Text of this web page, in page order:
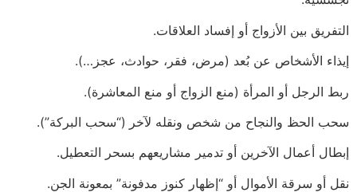
التفريق بين الأزواج أو إفساد العلاقات.
إيذاء الأشخاص عن بُعد (مرض، فقر، حوادث، عجز…).
ربط الرجل أو المرأة (منع الزواج أو منع المعاشرة).
سحب الحظ والنجاح من شخص ونقله لآخر (“سحب البركة”).
إبطال أعمال الآخرين أو تدمير مشاريعهم بسحر التعطيل.
نقل أو سرقة الأموال أو “إظهار كنوز مدفونة” بمعونة الجن.